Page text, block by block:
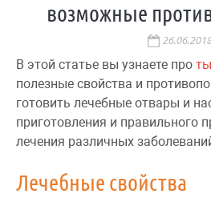
возможные
26.06.2018
В этой статье вы узнаете про
полезные свойства и
готовить лечебные отвары и
приготовления и правильного
лечения различных
Лечебные свойства